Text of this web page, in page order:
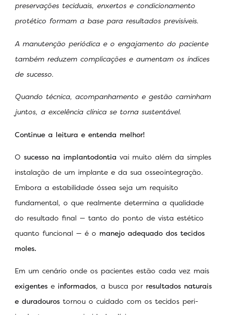
preservações teciduais, enxertos e condicionamento
protético formam a base para resultados previsíveis.
A manutenção periódica e o engajamento do paciente
também reduzem complicações e aumentam os índices
de sucesso.
Quando técnica, acompanhamento e gestão caminham
juntos, a excelência clínica se torna sustentável.
Continue a leitura e entenda melhor!
O sucesso na implantodontia vai muito além da simples
instalação de um implante e da sua osseointegração.
Embora a estabilidade óssea seja um requisito
fundamental, o que realmente determina a qualidade
do resultado final — tanto do ponto de vista estético
quanto funcional — é o manejo adequado dos tecidos
moles.
Em um cenário onde os pacientes estão cada vez mais
exigentes e informados, a busca por resultados naturais
e duradouros tornou o cuidado com os tecidos peri-